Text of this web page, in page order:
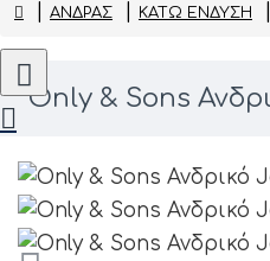
ΑΝΔΡΑΣ ΚΆΤΩ ΈΝΔΥΣΗ
Only & Sons